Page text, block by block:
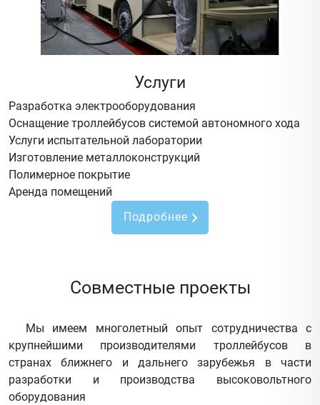
Услуги
Разработка электрооборудования
Оснащение троллейбусов системой автономного хода
Услуги испытательной лаборатории
Изготовление металлоконструкций
Полимерное покрытие
Аренда помещений
Подробнее
Совместные проекты
Мы имеем многолетный опыт сотрудничества с
крупнейшими производителями троллейбусов в
странах ближнего и дальнего зарубежья в части
разработки и производства высоковольтного
оборудования